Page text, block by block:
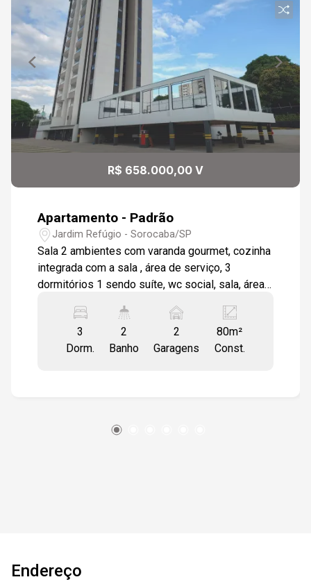
10
Aug/Mon
11
Aug/Tue
12
12:00
12:30
13:00
13:30
14:00
15:00
16:00
Continuar
R$ 658.000,00 V
Apartamento - Padrão
Jardim Refúgio - Sorocaba/SP
Sala 2 ambientes com varanda gourmet, cozinha
integrada com a sala , área de serviço, 3
dormitórios 1 sendo suíte, wc social, sala, área
revestimentos em porcelanato, dormitórios em
laminado de madeira, estrutura pronta para as
condicionado, 2 vagas de garagem coberta.
3
Dorm.
2
Banho
2
Garagens
80m²
Const.
Endereço